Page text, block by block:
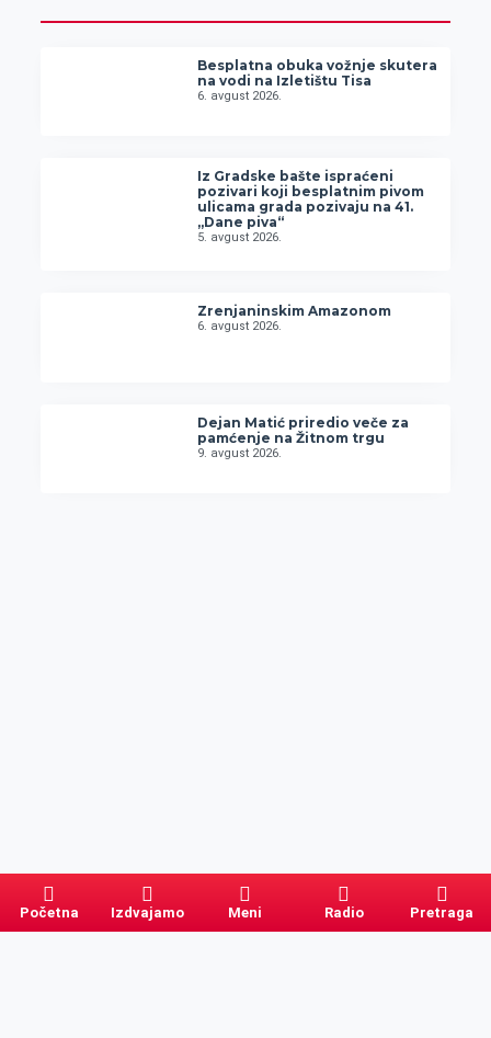
Besplatna obuka vožnje skutera
na vodi na Izletištu Tisa
6. avgust 2026.
Iz Gradske bašte ispraćeni
pozivari koji besplatnim pivom
ulicama grada pozivaju na 41.
„Dane piva“
5. avgust 2026.
Zrenjaninskim Amazonom
6. avgust 2026.
Dejan Matić priredio veče za
pamćenje na Žitnom trgu
9. avgust 2026.
Početna Izdvajamo Meni Radio Pretraga